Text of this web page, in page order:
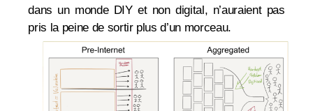
dans un monde DIY et non digital, n’auraient pas
pris la peine de sortir plus d’un morceau.